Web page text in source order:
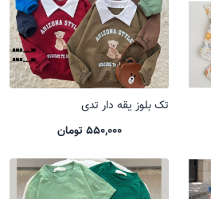
تک بلوز یقه دار تدی
550,000 تومان